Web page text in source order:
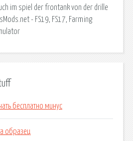
im spiel der frontank von der drille
- FS19, FS17, Farming
бесплатно минус
образец